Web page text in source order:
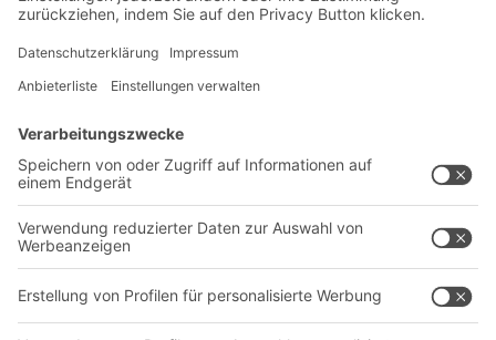
Newsletter abonnieren
Lösungen
Intralogistiklösungen
Regalsysteme
Transportsysteme
Dienstleistungen
Kontaktformular
UnternehmenFollow us